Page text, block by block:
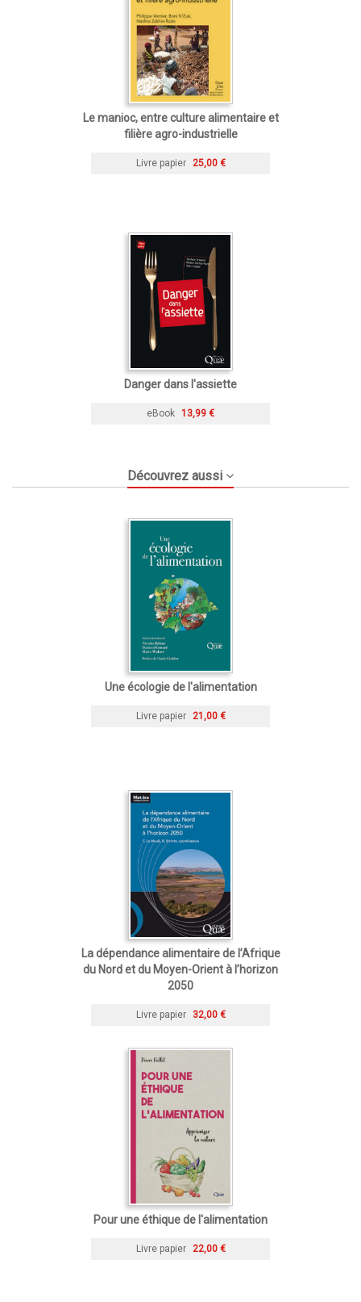
Le manioc, entre culture alimentaire et
filière agro-industrielle
Livre papier 25,00 €
Danger dans l'assiette
eBook 13,99 €
Découvrez aussi
Une écologie de l'alimentation
Livre papier 21,00 €
La dépendance alimentaire de l’Afrique
du Nord et du Moyen-Orient à l’horizon
2050
Livre papier 32,00 €
Pour une éthique de l'alimentation
Livre papier 22,00 €